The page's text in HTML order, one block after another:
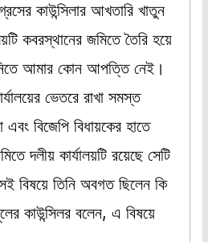
কাউন্সিলার আখতারি খাতুন
কবরস্থানের জমিতে তৈরি হয়ে
আমার কোন আপত্তি নেই।
ভেতরে রাখা সমস্ত
বিজেপি বিধায়কের হাতে
দলীয় কার্যালয়টি রয়েছে সেটি
বিষয়ে তিনি অবগত ছিলেন কি
কাউন্সিলর বলেন, এ বিষয়ে